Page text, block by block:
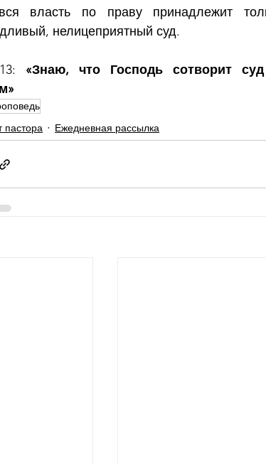
власть по праву принадлежит
нелицеприятный суд.
«Знаю, что Господь сотворит
пастора
Ежедневная рассылка